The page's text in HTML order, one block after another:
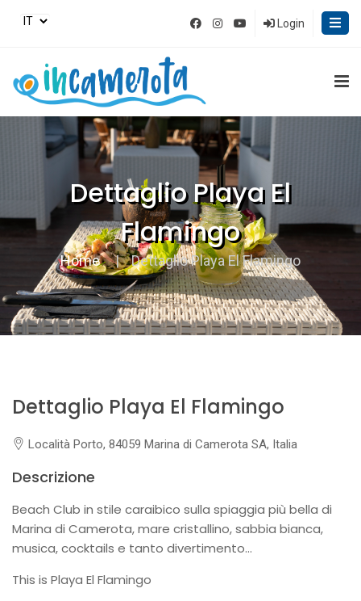
Login
Dettaglio Playa El
Flamingo
Home Dettaglio Playa El Flamingo
Dettaglio Playa El Flamingo
Località Porto, 84059 Marina di Camerota SA, Italia
Descrizione
Beach Club in stile caraibico sulla spiaggia più bella di
Marina di Camerota, mare cristallino, sabbia bianca,
musica, cocktails e tanto divertimento...
This is Playa El Flamingo